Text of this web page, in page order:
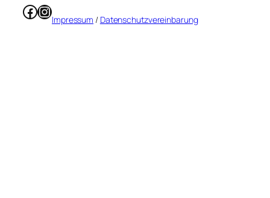
Facebook
Instagram
Impressum / Datenschutzvereinbarung